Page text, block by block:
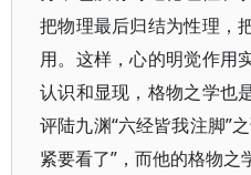
把物理最后归结为性理，
用。这样，心的明觉作用
认识和显现，格物之学也
评陆九渊“六经皆我注脚”
紧要看了”，而他的格物